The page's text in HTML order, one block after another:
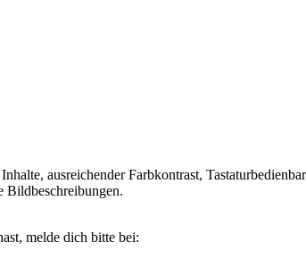
ausreichender Farbkontrast,
Bildbeschreibungen.
melde dich bitte bei: